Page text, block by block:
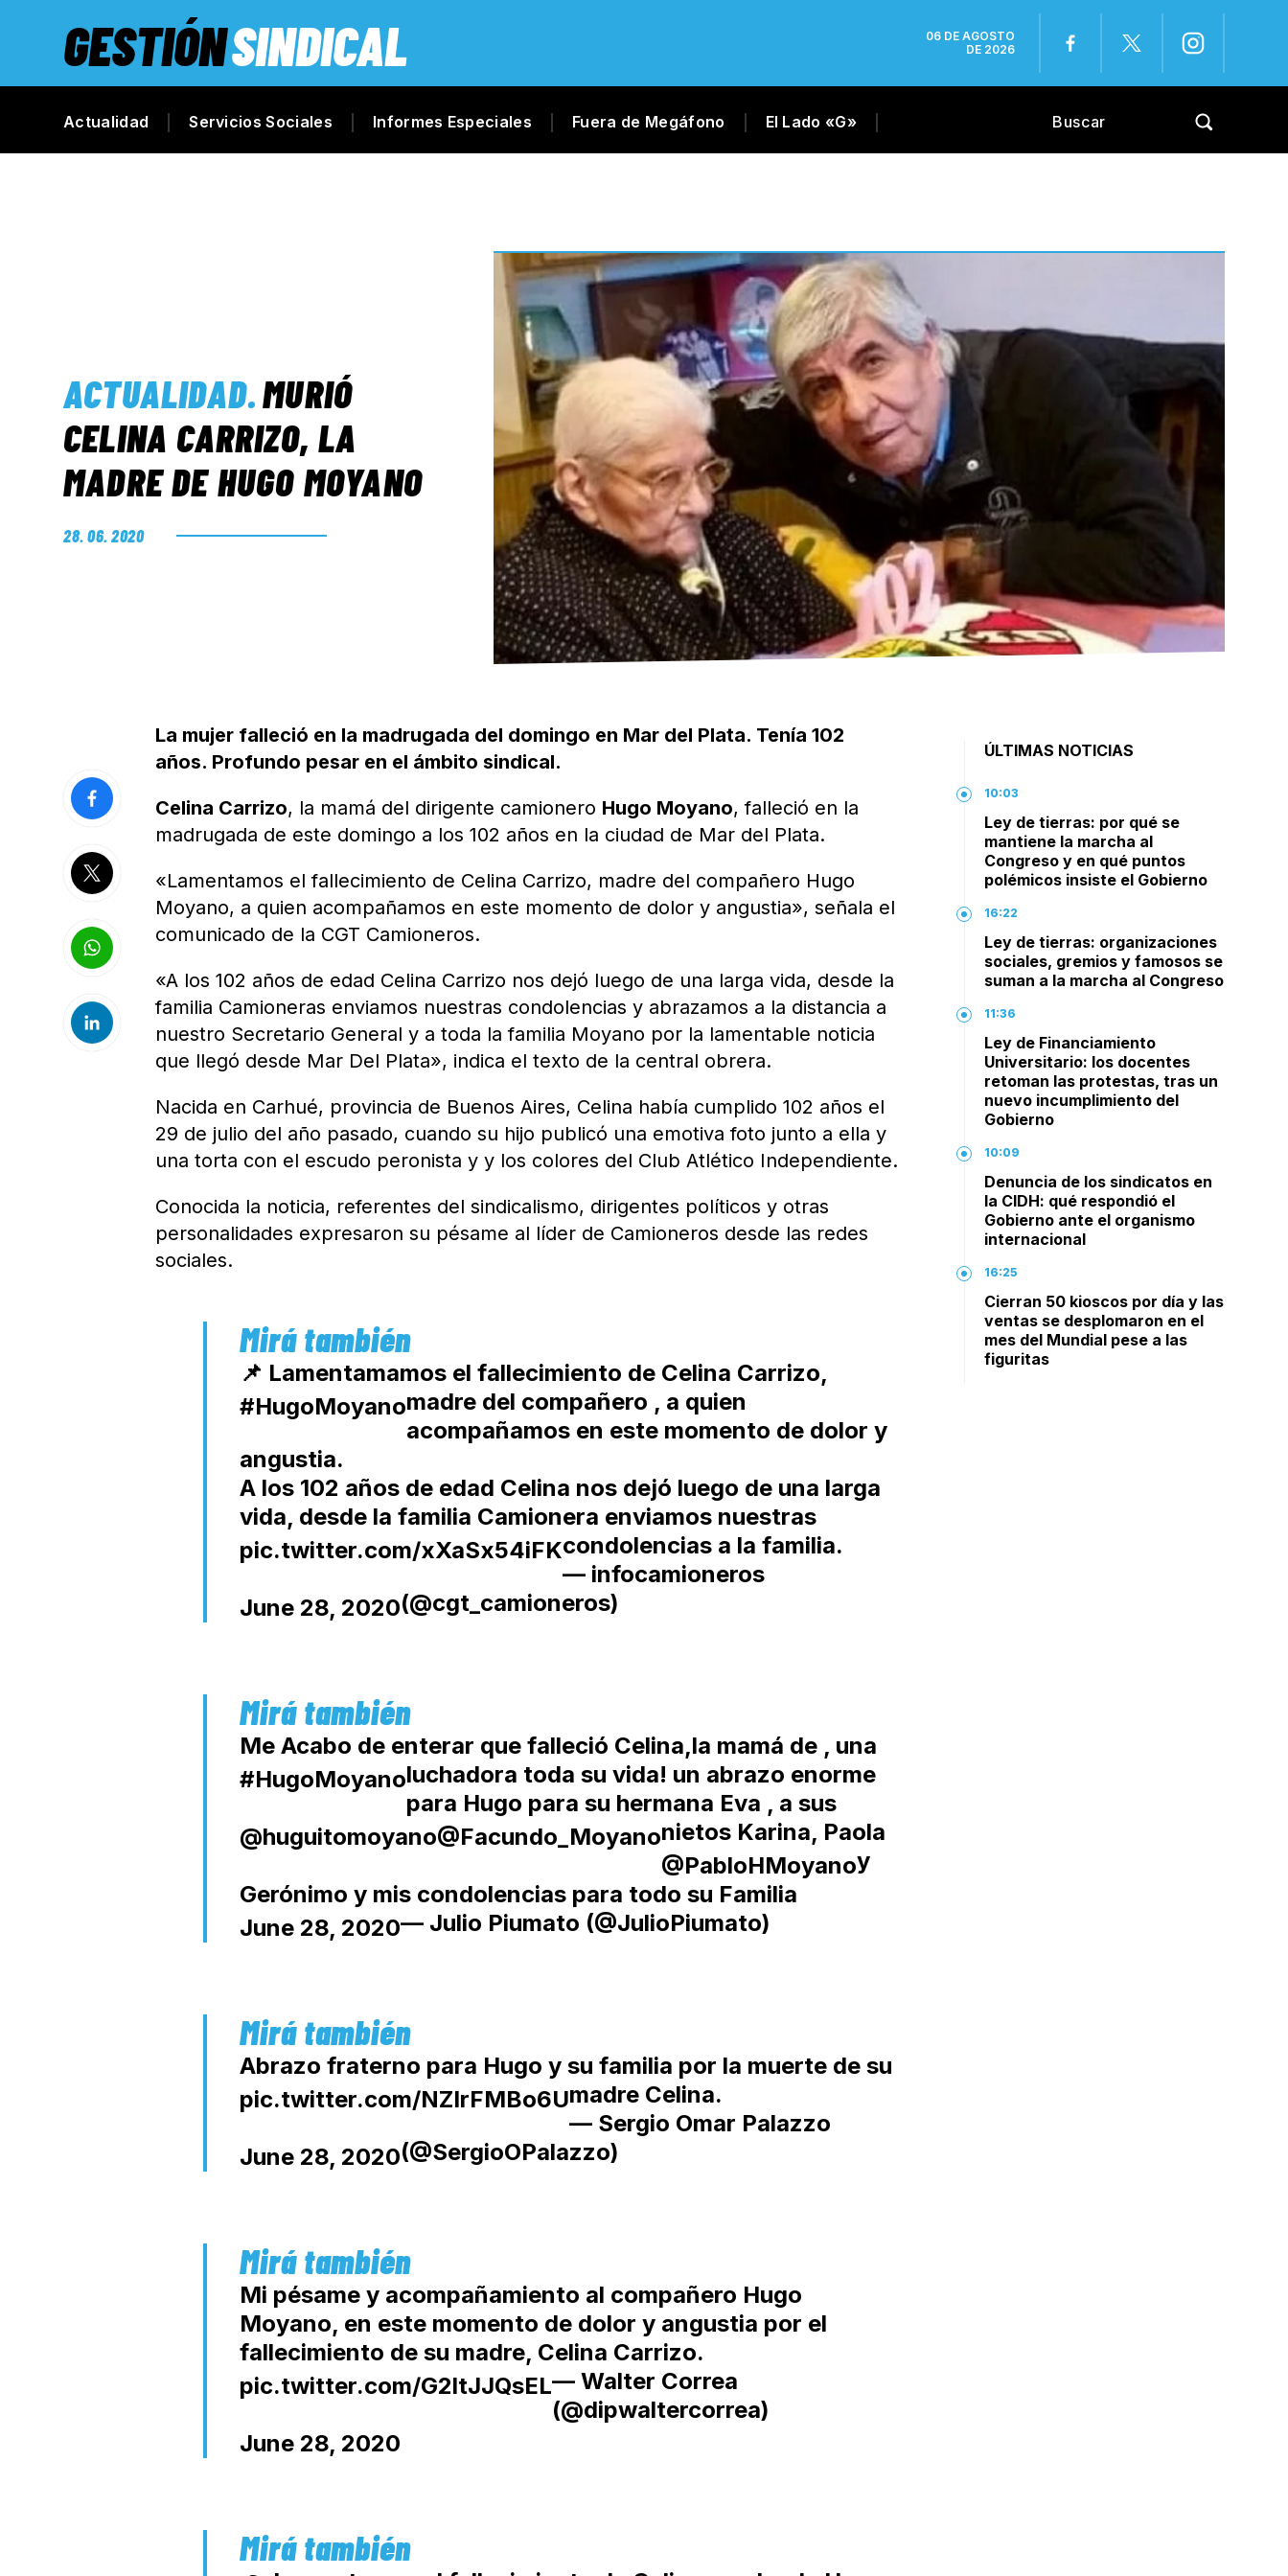
GESTIÓNSINDICAL
06 DE AGOSTO
DE 2026
Actualidad Servicios Sociales Informes Especiales Fuera de Megáfono El Lado «G»
ACTUALIDAD.MURIÓ
CELINA CARRIZO, LA
MADRE DE HUGO MOYANO
28. 06. 2020
La mujer falleció en la madrugada del domingo en Mar del Plata. Tenía 102
años. Profundo pesar en el ámbito sindical.
Celina Carrizo, la mamá del dirigente camionero Hugo Moyano, falleció en la
madrugada de este domingo a los 102 años en la ciudad de Mar del Plata.
«Lamentamos el fallecimiento de Celina Carrizo, madre del compañero Hugo
Moyano, a quien acompañamos en este momento de dolor y angustia», señala el
comunicado de la CGT Camioneros.
«A los 102 años de edad Celina Carrizo nos dejó luego de una larga vida, desde la
familia Camioneras enviamos nuestras condolencias y abrazamos a la distancia a
nuestro Secretario General y a toda la familia Moyano por la lamentable noticia
que llegó desde Mar Del Plata», indica el texto de la central obrera.
Nacida en Carhué, provincia de Buenos Aires, Celina había cumplido 102 años el
29 de julio del año pasado, cuando su hijo publicó una emotiva foto junto a ella y
una torta con el escudo peronista y y los colores del Club Atlético Independiente.
Conocida la noticia, referentes del sindicalismo, dirigentes políticos y otras
personalidades expresaron su pésame al líder de Camioneros desde las redes
sociales.
📌 Lamentamamos el fallecimiento de Celina Carrizo,
madre del compañero
#HugoMoyano
, a quien
acompañamos en este momento de dolor y
angustia.
A los 102 años de edad Celina nos dejó luego de una larga
vida, desde la familia Camionera enviamos nuestras
condolencias a la familia.
pic.twitter.com/xXaSx54iFK
— infocamioneros
(@cgt_camioneros)
June 28, 2020
Me Acabo de enterar que falleció Celina,la mamá de
#HugoMoyano
, una
luchadora toda su vida! un abrazo enorme
para Hugo para su hermana Eva , a sus
nietos
@huguitomoyano@Facundo_Moyano
@PabloHMoyano
Karina, Paola
y
Gerónimo y mis condolencias para todo su Familia
— Julio Piumato (@JulioPiumato)
June 28, 2020
Abrazo fraterno para Hugo y su familia por la muerte de su
madre Celina.
pic.twitter.com/NZIrFMBo6U
— Sergio Omar Palazzo
(@SergioOPalazzo)
June 28, 2020
Mi pésame y acompañamiento al compañero Hugo
Moyano, en este momento de dolor y angustia por el
fallecimiento de su madre, Celina Carrizo.
pic.twitter.com/G2ltJJQsEL— Walter Correa
(@dipwaltercorrea)
June 28, 2020
ÚLTIMAS NOTICIAS
10:03
Ley de tierras: por qué se
mantiene la marcha al
Congreso y en qué puntos
polémicos insiste el Gobierno
16:22
Ley de tierras: organizaciones
sociales, gremios y famosos se
suman a la marcha al Congreso
11:36
Ley de Financiamiento
Universitario: los docentes
retoman las protestas, tras un
nuevo incumplimiento del
Gobierno
10:09
Denuncia de los sindicatos en
la CIDH: qué respondió el
Gobierno ante el organismo
internacional
16:25
Cierran 50 kioscos por día y las
ventas se desplomaron en el
mes del Mundial pese a las
figuritas